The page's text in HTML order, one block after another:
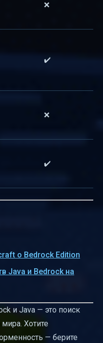
❌
✔️
❌
✔️
о Bedrock Edition
Java и Bedrock на
и Java — это поиск
Хотите
— берите